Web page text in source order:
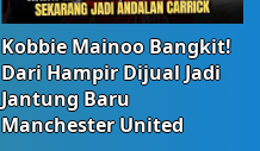
Kobbie Mainoo Bangkit!
Dari Hampir Dijual Jadi
Jantung Baru
Manchester United